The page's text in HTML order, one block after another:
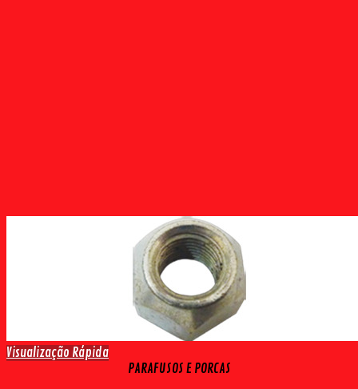
Visualização Rápida
PARAFUSOS E PORCAS